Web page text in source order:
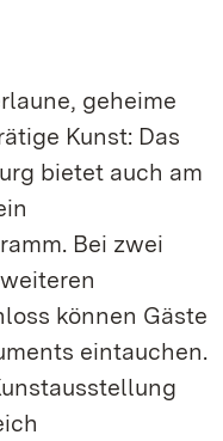
geheime
Kunst: Das
bietet auch am
Bei zwei
können Gäste
eintauchen.